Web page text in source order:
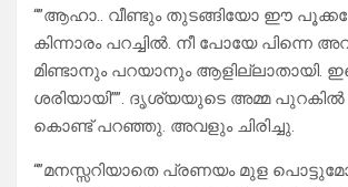
“”ആഹാ.. വീണ്ടും തുടങ്ങിയോ ഈ
കിന്നാരം പറച്ചിൽ. നീ പോയേ പിന്നെ
മിണ്ടാനും പറയാനും ആളില്ലാതായി.
ശരിയായി””. ദൃശ്യയുടെ അമ്മ പുറകിൽ
കൊണ്ട് പറഞ്ഞു. അവളും ചിരിച്ചു.
“”മനസ്സറിയാതെ പ്രണയം മുള